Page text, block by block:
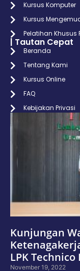
Kursus Komputer
Kursus
Pelatihan Khusus
| Tautan Cepat
Beranda
Tentang Kami
Kursus Online
FAQ
Kebijakan Privasi
Kunjungan
LPK
November 19, 2022